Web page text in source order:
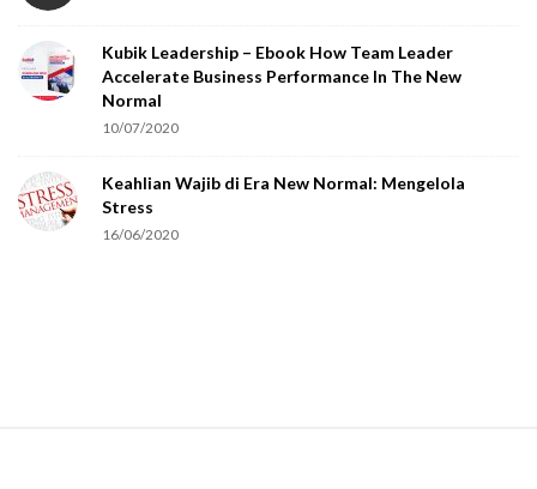
Kubik Leadership – Ebook How Team Leader
Accelerate Business Performance In The New
Normal
10/07/2020
Keahlian Wajib di Era New Normal: Mengelola
Stress
16/06/2020